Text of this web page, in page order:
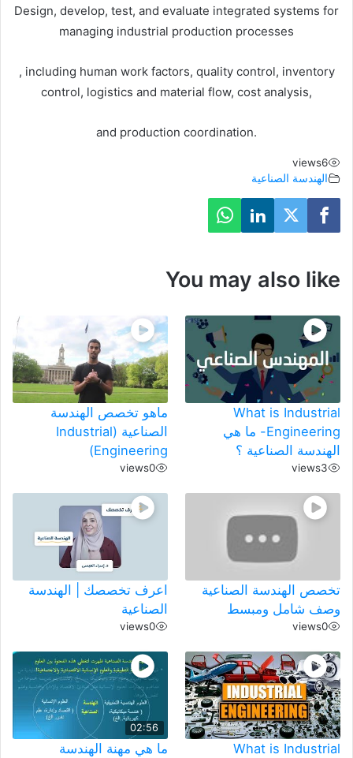
y
i
d
Design, develop, test, and evaluate integrated systems for
managing industrial production processes
, including human work factors, quality control, inventory
control, logistics and material flow, cost analysis,
and production coordination.
6
views
الهندسة الصناعية
You may also like
What is Industrial
Engineering- ما هي
الهندسة الصناعية ؟
3
views
ماهو تخصص الهندسة
الصناعية (Industrial
Engineering)
0
views
تخصص الهندسة الصناعية
وصف شامل ومبسط
0
views
اعرف تخصصك | الهندسة
الصناعية
0
views
What is Industrial
02:56
ما هي مهنة الهندسة